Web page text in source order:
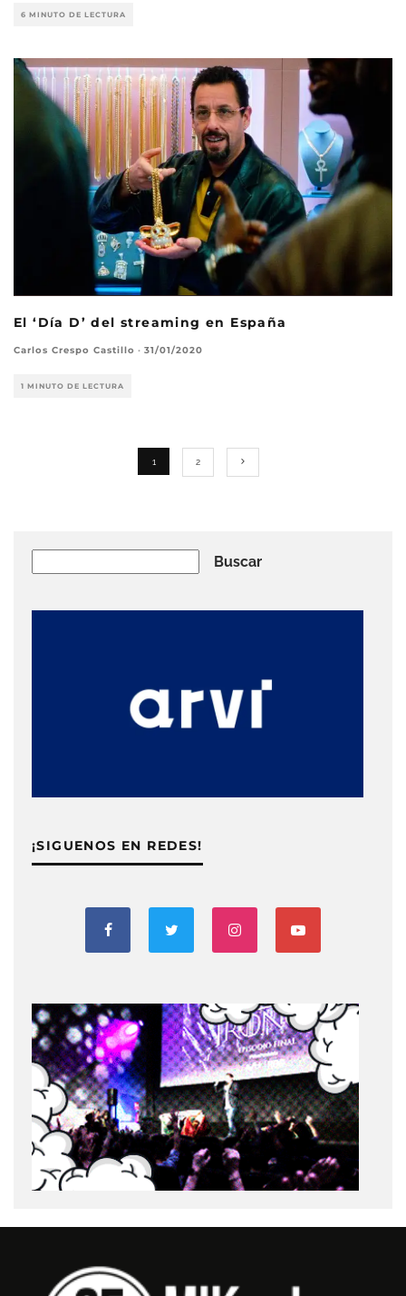
6 MINUTO DE LECTURA
El ‘Día D’ del streaming en España
Carlos Crespo Castillo · 31/01/2020
1 MINUTO DE LECTURA
1 2
Buscar
¡SIGUENOS EN REDES!